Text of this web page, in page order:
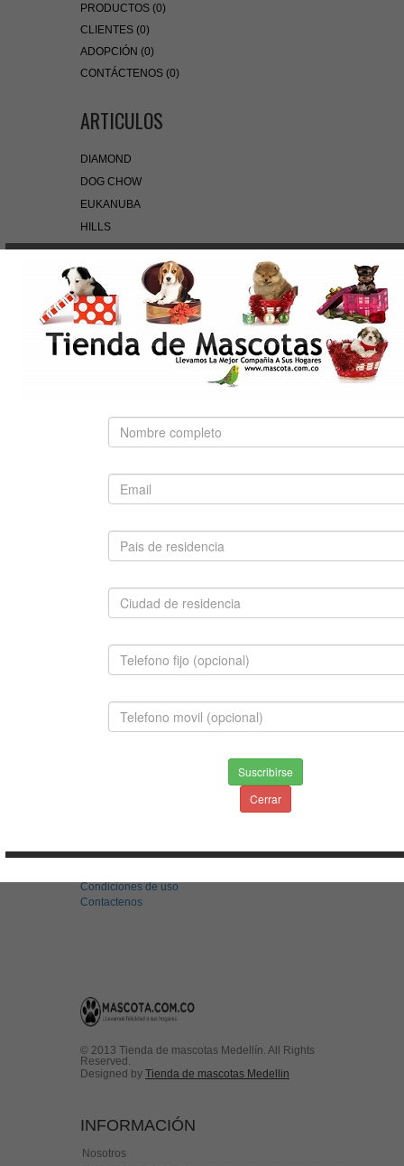
PRODUCTOS (0)
CLIENTES (0)
ADOPCIÓN (0)
CONTÁCTENOS (0)
ARTICULOS
DIAMOND
DOG CHOW
EUKANUBA
HILLS
NUTRA NUGGETS
OF THE WILD
PEDIGREE
PRO PLAN
ROYAL CANIN
BÚSQUEDA RÁPIDA
Use palabras clave para encontrar el producto que
Búsqueda Avanzada
MASTIFF NAPOLITANO
Envios & Devoluciones
Condiciones de uso
Contactenos
© 2013 Tienda de mascotas Medellín. All Rights
Reserved.
Designed by Tienda de mascotas Medellin
INFORMACIÓN
Nosotros
Suscribirse
Cerrar